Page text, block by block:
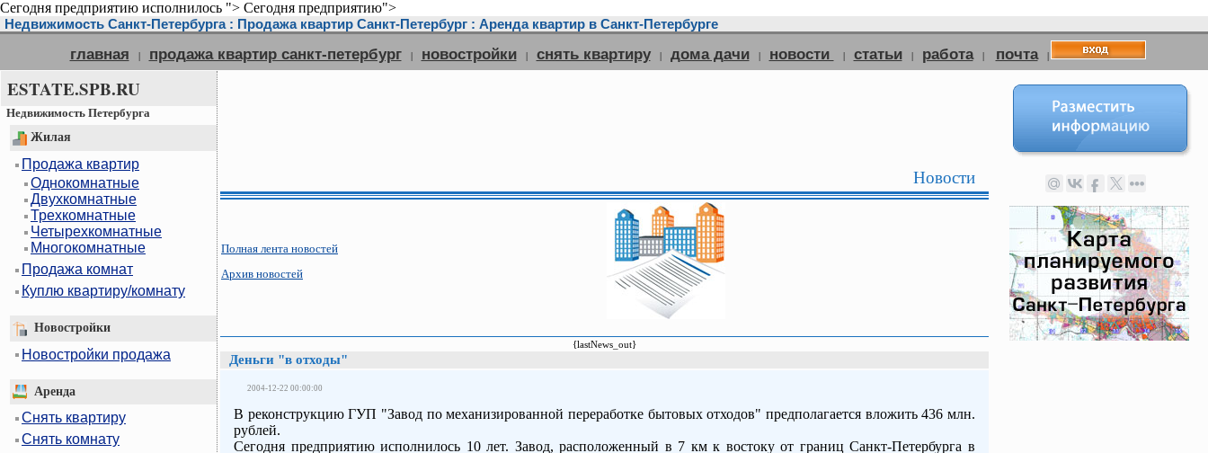
Сегодня предприятию исполнилось "> Сегодня предприятию">
Недвижимость Санкт-Петербурга : Продажа квартир Санкт-Петербург : Аренда квартир в Санкт-Петербурге
главная | продажа квартир санкт-петербург | новостройки | снять квартиру | дома дачи | новости | статьи | работа | почта |
ESTATE.SPB.RU
Недвижимость Петербурга
Жилая
Продажа квартир
Однокомнатные
Двухкомнатные
Трехкомнатные
Четырехкомнатные
Многокомнатные
Продажа комнат
Куплю квартиру/комнату
Новостройки
Новостройки продажа
Аренда
Снять квартиру
Снять комнату
Новости
Полная лента новостей
Архив новостей
{lastNews_out}
Деньги "в отходы"
2004-12-22 00:00:00
В реконструкцию ГУП "Завод по механизированной переработке бытовых отходов" предполагается вложить 436 млн.
рублей.
Сегодня предприятию исполнилось 10 лет. Завод, расположенный в 7 км к востоку от границ Санкт-Петербурга в